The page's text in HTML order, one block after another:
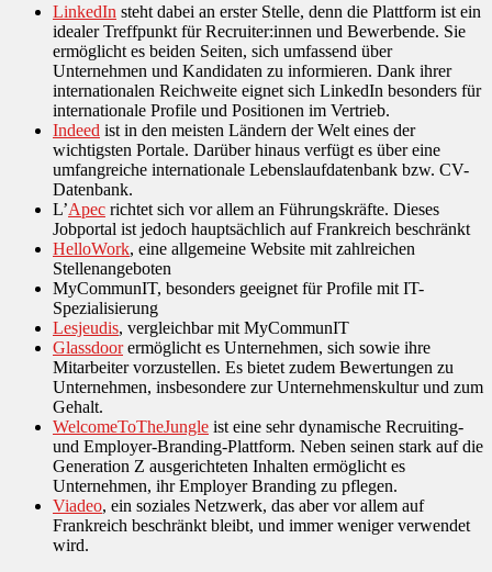
LinkedIn steht dabei an erster Stelle, denn die Plattform ist ein
idealer Treffpunkt für Recruiter:innen und Bewerbende. Sie
ermöglicht es beiden Seiten, sich umfassend über
Unternehmen und Kandidaten zu informieren. Dank ihrer
internationalen Reichweite eignet sich LinkedIn besonders für
internationale Profile und Positionen im Vertrieb.
Indeed ist in den meisten Ländern der Welt eines der
wichtigsten Portale. Darüber hinaus verfügt es über eine
umfangreiche internationale Lebenslaufdatenbank bzw. CV-
Datenbank.
L’Apec richtet sich vor allem an Führungskräfte. Dieses
Jobportal ist jedoch hauptsächlich auf Frankreich beschränkt
HelloWork, eine allgemeine Website mit zahlreichen
Stellenangeboten
MyCommunIT, besonders geeignet für Profile mit IT-
Spezialisierung
Lesjeudis, vergleichbar mit MyCommunIT
Glassdoorermöglicht es Unternehmen, sich sowie ihre
Mitarbeiter vorzustellen. Es bietet zudem Bewertungen zu
Unternehmen, insbesondere zur Unternehmenskultur und zum
Gehalt.
WelcomeToTheJungle ist eine sehr dynamische Recruiting-
und Employer-Branding-Plattform. Neben seinen stark auf die
Generation Z ausgerichteten Inhalten ermöglicht es
Unternehmen, ihr Employer Branding zu pflegen.
Viadeo, ein soziales Netzwerk, das aber vor allem auf
Frankreich beschränkt bleibt, und immer weniger verwendet
wird.